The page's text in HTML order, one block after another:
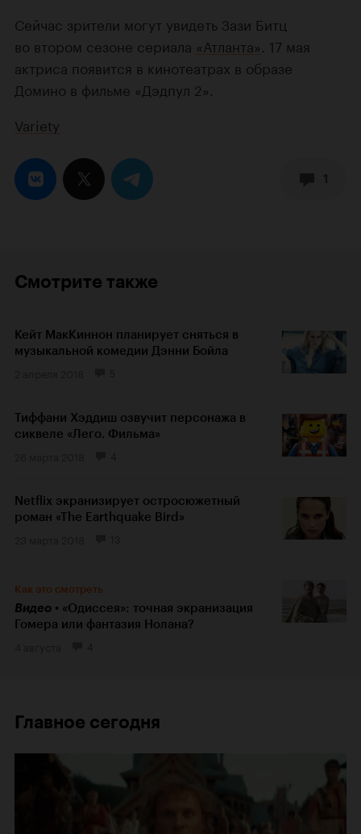
Сейчас зрители могут увидеть Зази Битц
во втором сезоне сериала «Атланта» . 17 мая
актриса появится в кинотеатрах в образе
Домино в фильме «Дэдпул 2».
Variety
Смотрите также
Кейт МакКиннон планирует сняться в
музыкальной комедии Дэнни Бойла
Тиффани Хэддиш озвучит персонажа в
сиквеле «Лего. Фильма»
Netflix экранизирует остросюжетный
роман «The Earthquake Bird»
Как это смотреть
Видео
«Одиссея»: точная экранизация
Гомера или фантазия Нолана?
Главное сегодня